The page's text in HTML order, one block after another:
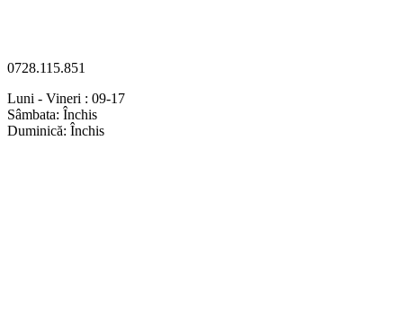
0728.115.851
Luni - Vineri : 09-17
Sâmbata: Închis
Duminică: Închis